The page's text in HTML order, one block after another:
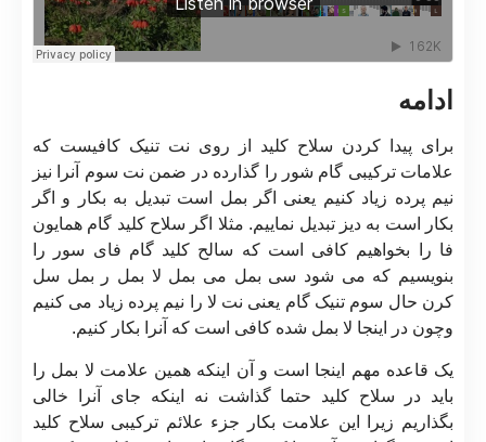
ادامه
برای پیدا کردن سلاح کلید از روی نت تنیک کافیست که
علامات ترکیبی گام شور را گذارده در ضمن نت سوم آنرا نیز
نیم پرده زیاد کنیم یعنی اگر بمل است تبدیل به بکار و اگر
بکار است به دیز تبدیل نماییم. مثلا اگر سلاح کلید گام همایون
فا را بخواهیم کافی است که سالح کلید گام فای سور را
بنویسیم که می شود سی بمل می بمل لا بمل ر بمل سل
کرن حال سوم تنیک گام یعنی نت لا را نیم پرده زیاد می کنیم
وچون در اینجا لا بمل شده کافی است که آنرا بکار کنیم.
یک قاعده مهم اینجا است و آن اینکه همین علامت لا بمل را
باید در سلاح کلید حتما گذاشت نه اینکه جای آنرا خالی
بگذاریم زیرا این علامت بکار جزء علائم ترکیبی سلاح کلید